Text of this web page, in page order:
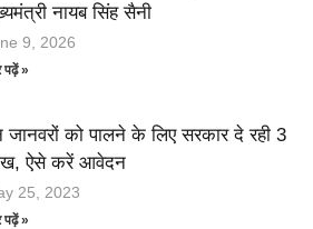
नायब सिंह सैनी
9, 2026
»
जानवरों को पालने के लिए सरकार दे रही 3
ऐसे करें आवेदन
25, 2023
»